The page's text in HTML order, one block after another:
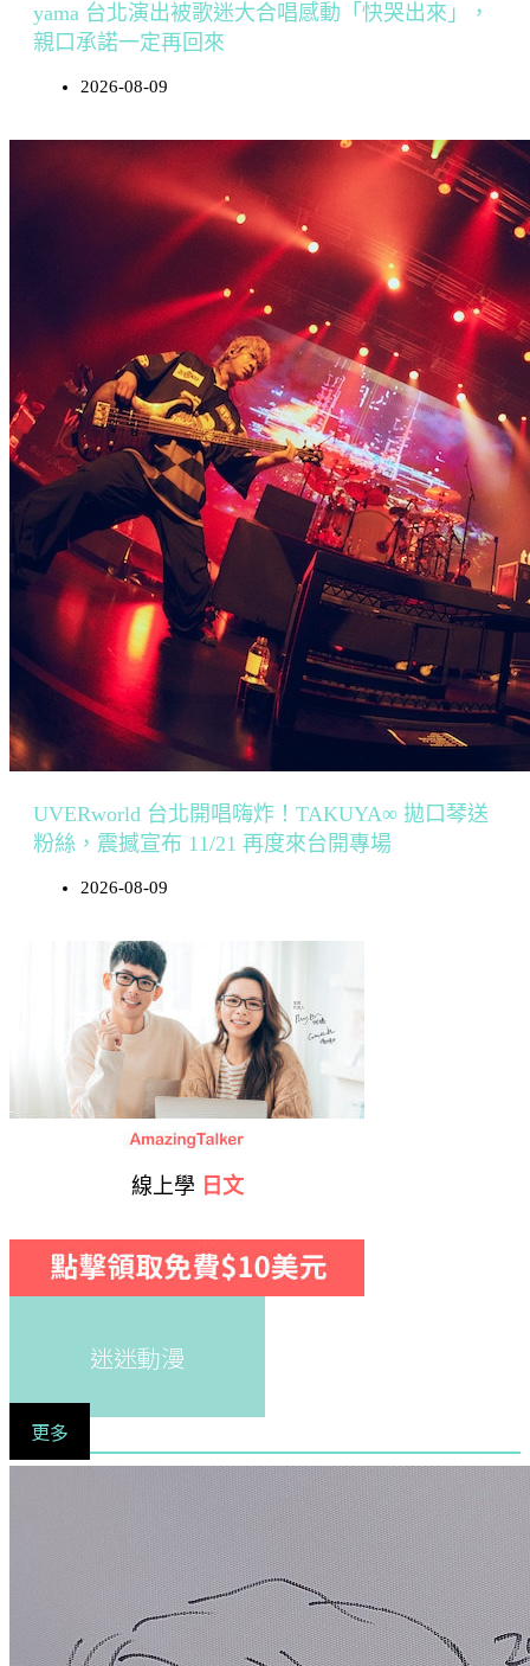
yama 台北演出被歌迷大合唱感動「快哭出來」，
親口承諾一定再回來
2026-08-09
UVERworld 台北開唱嗨炸！TAKUYA∞ 拋口琴送
粉絲，震撼宣布 11/21 再度來台開專場
2026-08-09
線上學 日文
迷迷動漫
更多